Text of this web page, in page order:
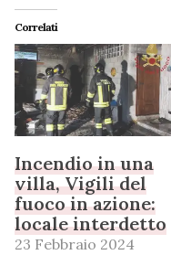
Correlati
Incendio in una
villa, Vigili del
fuoco in azione:
locale interdetto
23 Febbraio 2024